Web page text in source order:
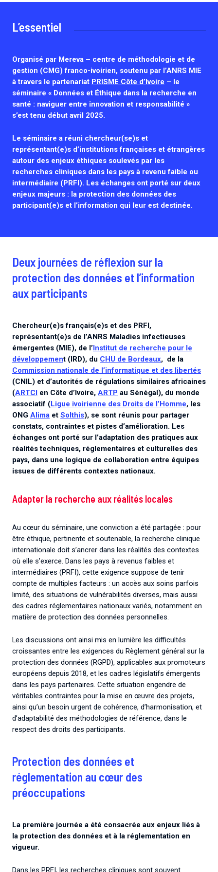
Collaboration avec les acteurs communautaires
L’essentiel
Organisé par Mereva – centre de méthodologie et de
gestion (CMG) franco-ivoirien, soutenu par l’ANRS MIE
à travers le partenariat PRISME Côte d’Ivoire – le
séminaire « Données et Éthique dans la recherche en
santé : naviguer entre innovation et responsabilité »
s’est tenu début avril 2025.
Le séminaire a réuni chercheur(se)s et
représentant(e)s d’institutions françaises et étrangères
autour des enjeux éthiques soulevés par les
recherches cliniques dans les pays à revenu faible ou
intermédiaire (PRFI). Les échanges ont porté sur deux
enjeux majeurs : la protection des données des
participant(e)s et l’information qui leur est destinée.
Deux journées de réflexion sur la
protection des données et l’information
aux participants
Chercheur(e)s français(e)s et des PRFI,
représentant(e)s de l’ANRS Maladies infectieuses
émergentes (MIE), de l’Institut de recherche pour le
développement (IRD), du CHU de Bordeaux, de la
Commission nationale de l’informatique et des libertés
(CNIL) et d’autorités de régulations similaires africaines
(ARTCI en Côte d’Ivoire, ARTP au Sénégal), du monde
associatif (Ligue ivoirienne des Droits de l’Homme, les
ONG Alima et Solthis), se sont réunis pour partager
constats, contraintes et pistes d’amélioration. Les
échanges ont porté sur l’adaptation des pratiques aux
réalités techniques, réglementaires et culturelles des
pays, dans une logique de collaboration entre équipes
issues de différents contextes nationaux.
Adapter la recherche aux réalités locales
Au cœur du séminaire, une conviction a été partagée : pour
être éthique, pertinente et soutenable, la recherche clinique
internationale doit s’ancrer dans les réalités des contextes
où elle s’exerce. Dans les pays à revenus faibles et
intermédiaires (PRFI), cette exigence suppose de tenir
compte de multiples facteurs : un accès aux soins parfois
limité, des situations de vulnérabilités diverses, mais aussi
des cadres réglementaires nationaux variés, notamment en
matière de protection des données personnelles.
Les discussions ont ainsi mis en lumière les difficultés
croissantes entre les exigences du Règlement général sur la
protection des données (RGPD), applicables aux promoteurs
européens depuis 2018, et les cadres législatifs émergents
dans les pays partenaires. Cette situation engendre de
véritables contraintes pour la mise en œuvre des projets,
ainsi qu’un besoin urgent de cohérence, d’harmonisation, et
d’adaptabilité des méthodologies de référence, dans le
respect des droits des participants.
Protection des données et
réglementation au cœur des
préoccupations
La première journée a été consacrée aux enjeux liés à
la protection des données et à la réglementation en
vigueur.
Dans les PRFI, les recherches cliniques sont souvent